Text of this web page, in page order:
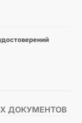
ДОКУМЕНТОВ